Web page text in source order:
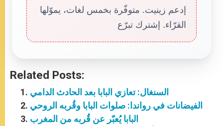
إدعم زينيت. متوفّرة بخمس لغات، يموّلها
القرّاء. إشترك تبرّع
Related Posts:
السنغال: تعازي البابا بعد الحادث الدامي
الفيضانات في رواندا: صلوات البابا وقُربه الروحي
البابا يُعبّر عن قُربه من المغرب